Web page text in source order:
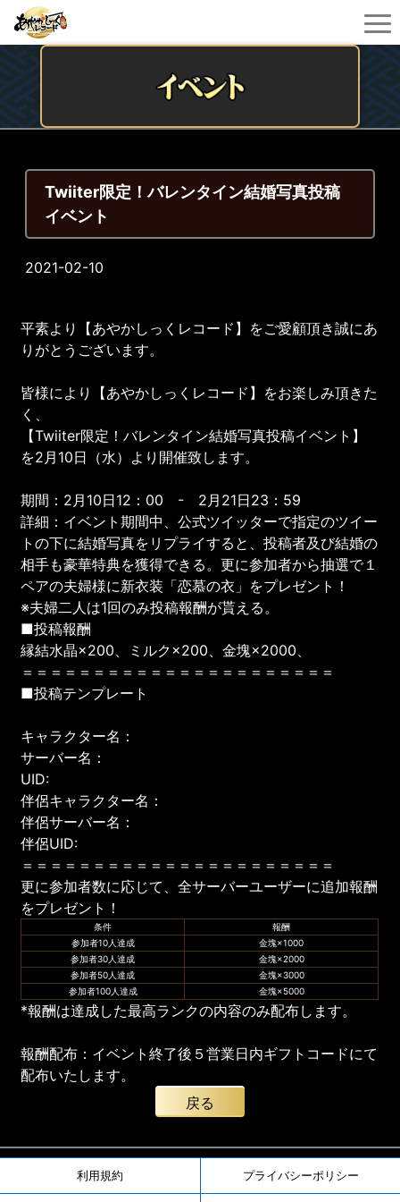
Twiiter限定！バレンタイン結婚写真投稿
イベント
2021-02-10
平素より【あやかしっくレコード】をご愛顧頂き誠にあ
りがとうございます。
皆様により【あやかしっくレコード】をお楽しみ頂きた
く、
【Twiiter限定！バレンタイン結婚写真投稿イベント】
を2月10日（水）より開催致します。
期間：2月10日12：00 - 2月21日23：59
詳細：イベント期間中、公式ツイッターで指定のツイー
トの下に結婚写真をリプライすると、投稿者及び結婚の
相手も豪華特典を獲得できる。更に参加者から抽選で１
ペアの夫婦様に新衣装「恋慕の衣」をプレゼント！
※夫婦二人は1回のみ投稿報酬が貰える。
■投稿報酬
縁結水晶×200、ミルク×200、金塊×2000、
＝＝＝＝＝＝＝＝＝＝＝＝＝＝＝＝＝＝＝＝＝＝
■投稿テンプレート
キャラクター名：
サーバー名：
UID:
伴侶キャラクター名：
伴侶サーバー名：
伴侶UID:
＝＝＝＝＝＝＝＝＝＝＝＝＝＝＝＝＝＝＝＝＝＝
更に参加者数に応じて、全サーバーユーザーに追加報酬
をプレゼント！
条件
報酬
参加者10人達成
金塊×1000
参加者30人達成
金塊×2000
参加者50人達成
金塊×3000
参加者100人達成
金塊×5000
*報酬は達成した最高ランクの内容のみ配布します。
報酬配布：イベント終了後５営業日内ギフトコードにて
配布いたします。
戻る
利用規約 プライバシーポリシー